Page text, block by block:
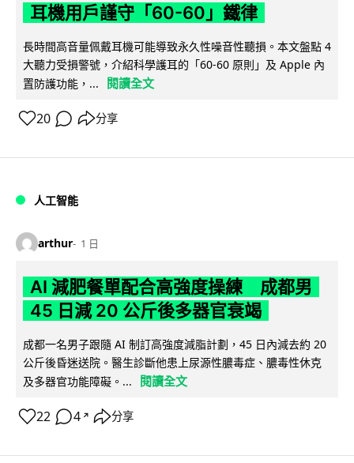
耳機用戶謹守「60-60」鐵律
長時間高音量佩戴耳機可能導致永久性噪音性聽損。本文盤點 4
大聽力受損警號，介紹科學護耳的「60-60 原則」及 Apple 內
置防護功能，...
閱讀全文
20 分享
人工智能
arthur 1 日
AI 減肥餐單配合高強度操練 成都男
45 日減 20 公斤後多器官衰竭
成都一名男子跟隨 AI 制訂高強度減脂計劃，45 日內減去約 20
公斤後昏迷送院。醫生診斷他患上尿源性膿毒症、膿毒性休克
及多器官功能障礙。...
閱讀全文
22 4 ↗ 分享